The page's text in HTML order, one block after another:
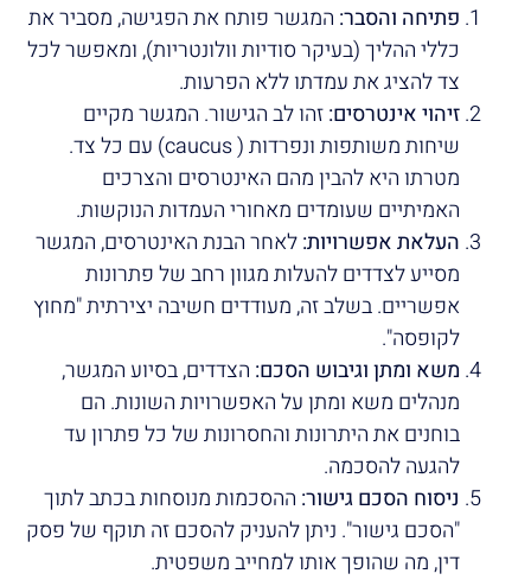
פתיחה והסבר: המגשר פותח את הפגישה, מסביר את
כללי ההליך (בעיקר סודיות וולונטריות), ומאפשר לכל
צד להציג את עמדתו ללא הפרעות.
זיהוי אינטרסים:זהו לב הגישור. המגשר מקיים
שיחות משותפות ונפרדות ( caucus) עם כל צד.
מטרתו היא להבין מהם האינטרסים והצרכים
האמיתיים שעומדים מאחורי העמדות הנוקשות.
העלאת אפשרויות:לאחר הבנת האינטרסים, המגשר
מסייע לצדדים להעלות מגוון רחב של פתרונות
אפשריים. בשלב זה, מעודדים חשיבה יצירתית "מחוץ
לקופסה".
משא ומתן וגיבוש הסכם: הצדדים, בסיוע המגשר,
מנהלים משא ומתן על האפשרויות השונות. הם
בוחנים את היתרונות והחסרונות של כל פתרון עד
להגעה להסכמה.
ניסוח הסכם גישור: ההסכמות מנוסחות בכתב לתוך
"הסכם גישור". ניתן להעניק להסכם זה תוקף של פסק
דין, מה שהופך אותו למחייב משפטית.